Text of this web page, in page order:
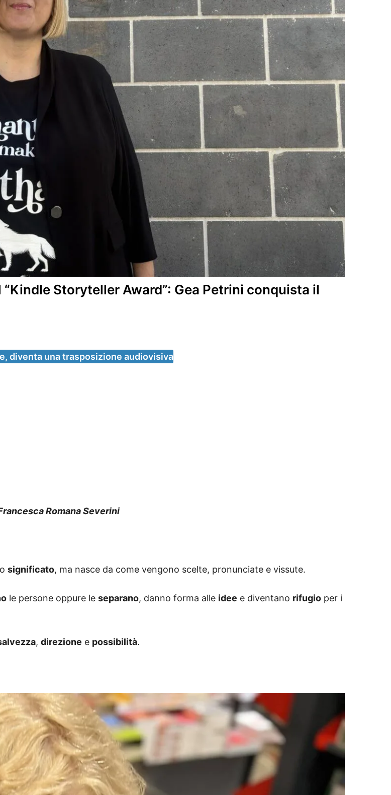
Storyteller Award”: Gea Petrini conquista il
diventa una trasposizione audiovisiva
Romana Severini
significato, ma nasce da come vengono scelte, pronunciate e vissute.
le persone oppure le separano, danno forma alle idee e diventano rifugio per i
, direzione e possibilità.